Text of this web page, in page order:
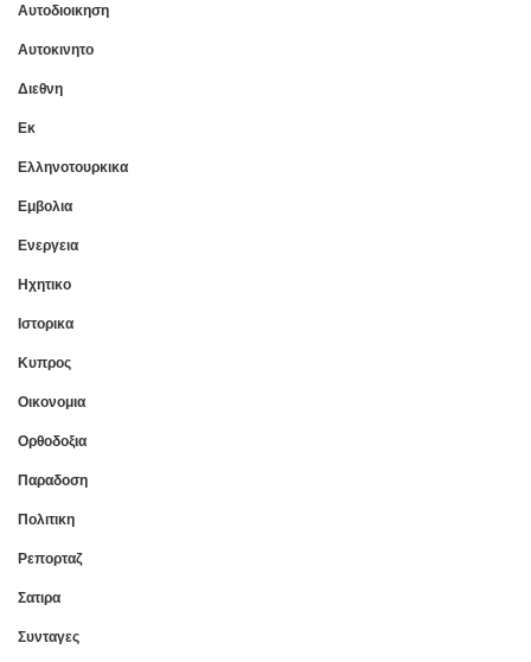
Αυτοδιοικηση
Αυτοκινητο
Διεθνη
Εκ
Ελληνοτουρκικα
Εμβολια
Ενεργεια
Ηχητικο
Ιστορικα
Κυπρος
Οικονομια
Ορθοδοξια
Παραδοση
Πολιτικη
Ρεπορταζ
Σατιρα
Συνταγες